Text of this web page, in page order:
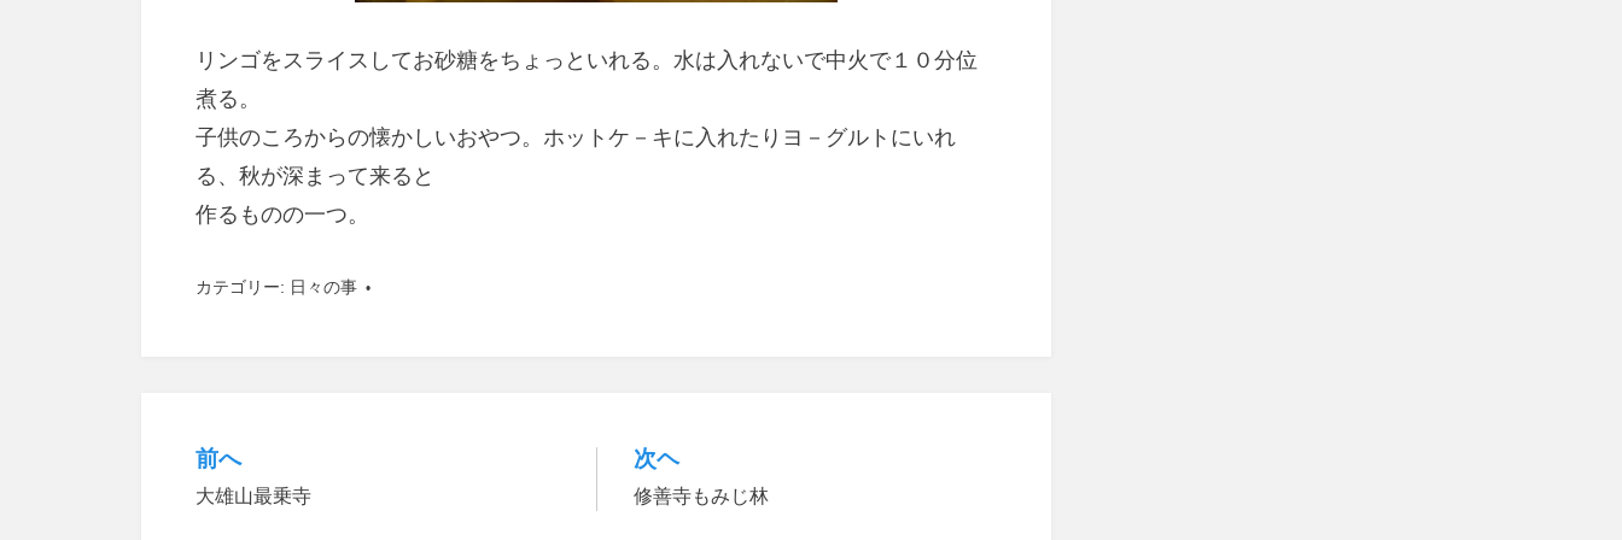
リンゴをスライスしてお砂糖をちょっといれる。水は入れないで中火で１０分位
煮る。
子供のころからの懐かしいおやつ。ホットケ－キに入れたりヨ－グルトにいれ
る、秋が深まって来ると
作るものの一つ。
カテゴリー: 日々の事
投
稿
前へ
大雄山最乗寺
次ヘ
修善寺もみじ林